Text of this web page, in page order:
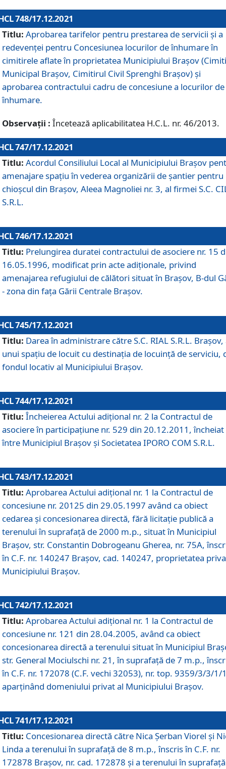
748/17.12.2021
Titlu: Aprobarea tarifelor pentru prestarea de servicii şi a
redevenţei pentru Concesiunea locurilor de înhumare în
cimitirele aflate în proprietatea Municipiului Braşov
Municipal Braşov, Cimitirul Civil Sprenghi Braşov) şi
aprobarea contractului cadru de concesiune a locurilor de
înhumare.
Observații : Încetează aplicabilitatea H.C.L. nr. 46/2013.
747/17.12.2021
Titlu: Acordul Consiliului Local al Municipiului Braşov
amenajare spațiu în vederea organizării de șantier pentru
chioșcul din Brașov, Aleea Magnoliei nr. 3, al firmei S.C.
S.R.L.
746/17.12.2021
Titlu: Prelungirea duratei contractului de asociere nr. 15
16.05.1996, modificat prin acte adiționale, privind
amenajarea refugiului de călători situat în Brașov, B-dul
- zona din faţa Gării Centrale Brașov.
745/17.12.2021
Titlu: Darea în administrare către S.C. RIAL S.R.L. Brașov,
unui spațiu de locuit cu destinația de locuință de serviciu,
fondul locativ al Municipiului Brașov.
744/17.12.2021
Titlu: Încheierea Actului adițional nr. 2 la Contractul de
asociere în participațiune nr. 529 din 20.12.2011, încheiat
între Municipiul Brașov și Societatea IPORO COM S.R.L.
743/17.12.2021
Titlu: Aprobarea Actului adiţional nr. 1 la Contractul de
concesiune nr. 20125 din 29.05.1997 având ca obiect
cedarea și concesionarea directă, fără licitație publică a
terenului în suprafață de 2000 m.p., situat în Municipiul
Brașov, str. Constantin Dobrogeanu Gherea, nr. 75A,
în C.F. nr. 140247 Brașov, cad. 140247, proprietatea
Municipiului Brașov.
742/17.12.2021
Titlu: Aprobarea Actului adiţional nr. 1 la Contractul de
concesiune nr. 121 din 28.04.2005, având ca obiect
concesionarea directă a terenului situat în Municipiul
str. General Mociulschi nr. 21, în suprafață de 7 m.p.,
în C.F. nr. 172078 (C.F. vechi 32053), nr. top. 9359/3/3/1/
aparținând domeniului privat al Municipiului Brașov.
741/17.12.2021
Titlu: Concesionarea directă către Nica Șerban Viorel și
Linda a terenului în suprafață de 8 m.p., înscris în C.F. nr.
172878 Brașov, nr. cad. 172878 și a terenului în